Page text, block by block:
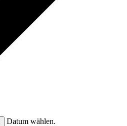
Datum wählen.